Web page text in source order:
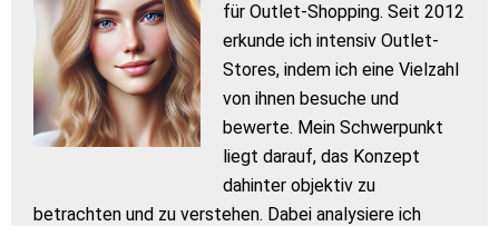
für Outlet-Shopping. Seit 2012
erkunde ich intensiv Outlet-
Stores, indem ich eine Vielzahl
von ihnen besuche und
bewerte. Mein Schwerpunkt
liegt darauf, das Konzept
dahinter objektiv zu
betrachten und zu verstehen. Dabei analysiere ich